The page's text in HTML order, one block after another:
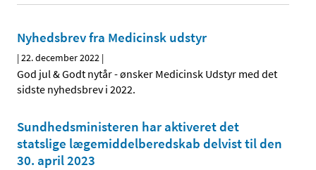
Nyhedsbrev fra Medicinsk udstyr
|22. december 2022 |
God jul & Godt nytår - ønsker Medicinsk Udstyr med det
sidste nyhedsbrev i 2022.
Sundhedsministeren har aktiveret det
statslige lægemiddelberedskab delvist til den
30. april 2023